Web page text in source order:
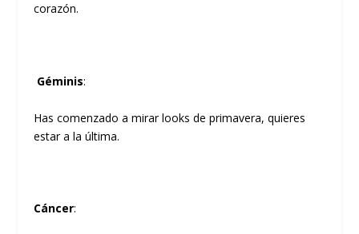
corazón.
Géminis:
Has comenzado a mirar looks de primavera, quieres
estar a la última.
Cáncer: